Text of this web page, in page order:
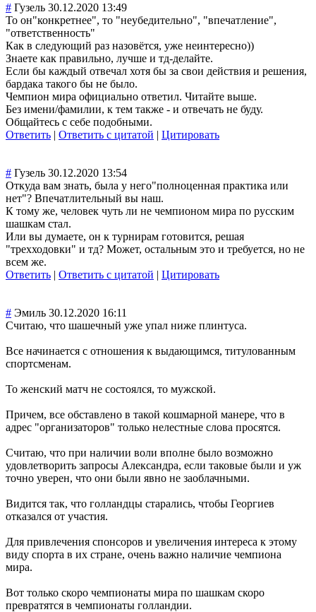
# Гузель 30.12.2020 13:49
То он"конкретнее", то "неубедительно", "впечатление",
"ответственность"
Как в следующий раз назовётся, уже неинтересно))
Знаете как правильно, лучше и тд-делайте.
Если бы каждый отвечал хотя бы за свои действия и решения,
бардака такого бы не было.
Чемпион мира официально ответил. Читайте выше.
Без имени/фамилии, к тем также - и отвечать не буду.
Общайтесь с себе подобными.
Ответить | Ответить с цитатой | Цитировать
# Гузель 30.12.2020 13:54
Откуда вам знать, была у него"полноценная практика или
нет"? Впечатлительный вы наш.
К тому же, человек чуть ли не чемпионом мира по русским
шашкам стал.
Или вы думаете, он к турнирам готовится, решая
"трехходовки" и тд? Может, остальным это и требуется, но не
всем же.
Ответить | Ответить с цитатой | Цитировать
# Эмиль 30.12.2020 16:11
Считаю, что шашечный уже упал ниже плинтуса.
Все начинается с отношения к выдающимся, титулованным
спортсменам.
То женский матч не состоялся, то мужской.
Причем, все обставлено в такой кошмарной манере, что в
адрес "организаторов" только нелестные слова просятся.
Считаю, что при наличии воли вполне было возможно
удовлетворить запросы Александра, если таковые были и уж
точно уверен, что они были явно не заоблачными.
Видится так, что голландцы старались, чтобы Георгиев
отказался от участия.
Для привлечения спонсоров и увеличения интереса к этому
виду спорта в их стране, очень важно наличие чемпиона
мира.
Вот только скоро чемпионаты мира по шашкам скоро
превратятся в чемпионаты голландии.